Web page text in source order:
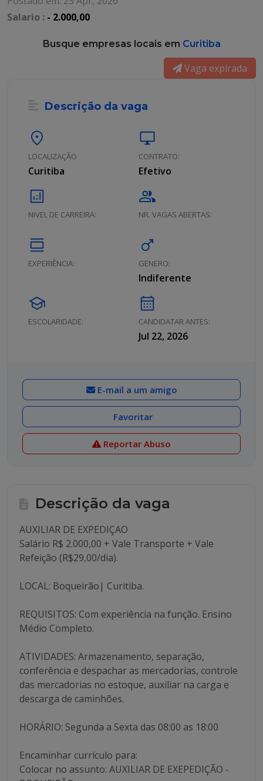
Salario : - 2.000,00
Busque empresas locais em Curitiba
Vaga expirada
Descrição da vaga
location_on
LOCALIZAÇÃO
Curitiba
desktop_windows
CONTRATO:
Efetivo
analytics
NIVEL DE CARREIRA:
group
NR. VAGAS ABERTAS:
calendar_view_day
EXPERIÊNCIA:
male
GENERO:
Indiferente
school
ESCOLARIDADE:
calendar_month
CANDIDATAR ANTES:
Jul 22, 2026
E-mail a um amigo
Favoritar
Reportar Abuso
Descrição da vaga
AUXILIAR DE EXPEDIÇAO
Salário R$ 2.000,00 + Vale Transporte + Vale
Refeição (R$29,00/dia).
LOCAL: Boqueirão| Curitiba.
REQUISITOS: Com experiência na função. Ensino
Médio Completo.
ATIVIDADES: Armazenamento, separação,
conferência e despachar as mercadorias, controle
das mercadorias no estoque, auxiliar na carga e
descarga de caminhões.
HORÁRIO: Segunda a Sexta das 08:00 as 18:00
Encaminhar currículo para:
Colocar no assunto: AUXILIAR DE EXEPEDIÇÃO -